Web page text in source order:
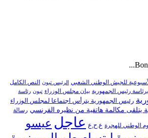
الأسبوعية للجيش الوطني الشعبي الرئيس تبون النص الكامل
رئيس الجمهورية بيان مجلس الوزراء تبون رئاسة
رئيس الجمهورية يترأس اجتماعا لمجلس الوزراء
يتلقى مكالمة هاتفية من نظيره الفرنسي رسالة
الوطني للهجرة ع.ح.ع عاجل عيسو